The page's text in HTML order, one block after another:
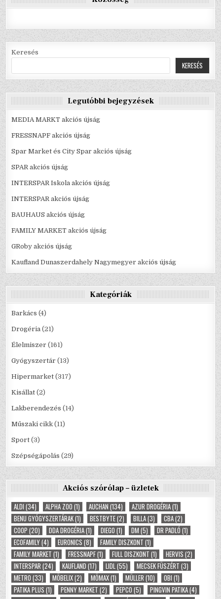
Keresés
KERESÉS
Legutóbbi bejegyzések
MEDIA MARKT akciós újság
FRESSNAPF akciós újság
Spar Market és City Spar akciós újság
SPAR akciós újság
INTERSPAR Iskola akciós újság
INTERSPAR akciós újság
BAUHAUS akciós újság
FAMILY MARKET akciós újság
GRoby akciós újság
Kaufland Dunaszerdahely Nagymegyer akciós újság
Kategóriák
Barkács (4)
Drogéria (21)
Élelmiszer (161)
Gyógyszertár (13)
Hipermarket (317)
Kisállat (2)
Lakberendezés (14)
Műszaki cikk (11)
Sport (3)
Szépségápolás (29)
Akciós szórólap – üzletek
ALDI (34) ALPHA ZOO (1) AUCHAN (134) AZUR DROGÉRIA(1)
BENU GYÓGYSZERTÁRAK(1) BESTBYTE(2) BILLA(3) CBA(2)
COOP (20) DDA DROGÉRIA(1) DIEGO (1) DM (5) DR PADLÓ (1)
ECOFAMILY(4) EURONICS (8) FAMILY DISZKONT (1)
FAMILY MARKET (1) FRESSNAPF(1) FULL DISZKONT (1) HERVIS (2)
INTERSPAR(24) KAUFLAND (17) LIDL(55) MECSEK FÜSZÉRT (3)
METRO (33) MÖBELIX(2) MÖMAX(1) MÜLLER(10) OBI (1)
PATIKA PLUS (1) PENNY MARKET (2) PEPCO (5) PINGVIN PATIKA(4)